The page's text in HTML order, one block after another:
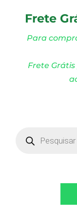
Frete
Para
Frete
search